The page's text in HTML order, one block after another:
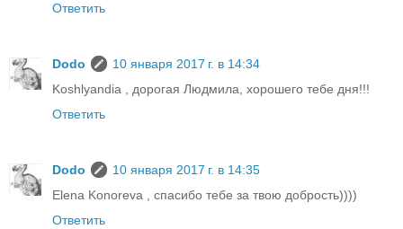
Ответить
Dodo
10 января 2017 г. в 14:34
Koshlyandia , дорогая Людмила, хорошего тебе дня!!!
Ответить
Dodo
10 января 2017 г. в 14:35
Elena Konoreva , спасибо тебе за твою добрость))))
Ответить